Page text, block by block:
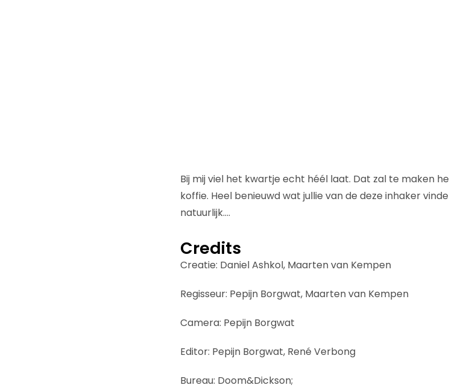
Bij mij viel het kwartje echt héél laat. Dat zal te maken
koffie. Heel benieuwd wat jullie van de deze inhaker
natuurlijk….
Credits
Creatie: Daniel Ashkol, Maarten van Kempen
Regisseur: Pepijn Borgwat, Maarten van Kempen
Camera: Pepijn Borgwat
Editor: Pepijn Borgwat, René Verbong
Bureau: Doom&Dickson;